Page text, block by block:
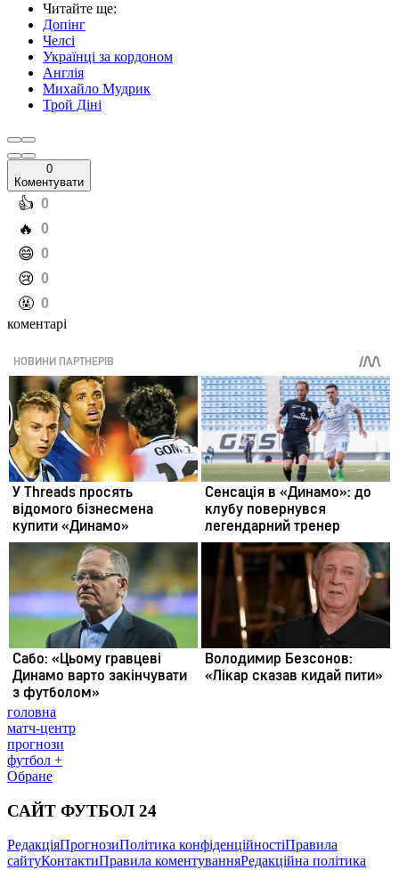
Читайте ще:
Допінг
Челсі
Українці за кордоном
Англія
Михайло Мудрик
Трой Діні
0
Коментувати
️👍 0
️🔥 0
️😄 0
️😢 0
️🤬 0
коментарі
головна
матч-центр
прогнози
футбол +
Обране
САЙТ ФУТБОЛ 24
РедакціяПрогнозиПолітика конфіденційностіПравила
сайтуКонтактиПравила коментуванняРедакційна політика